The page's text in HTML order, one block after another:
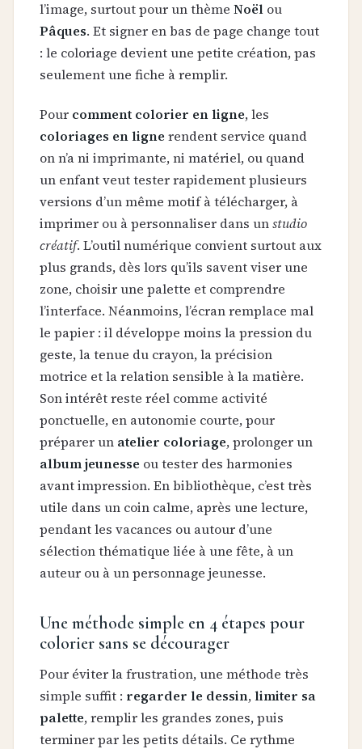
l’image, surtout pour un thème Noël ou
Pâques. Et signer en bas de page change tout
: le coloriage devient une petite création, pas
seulement une fiche à remplir.
Pour comment colorier en ligne, les
coloriages en ligne rendent service quand
on n’a ni imprimante, ni matériel, ou quand
un enfant veut tester rapidement plusieurs
versions d’un même motif à télécharger, à
imprimer ou à personnaliser dans unstudio
créatif. L’outil numérique convient surtout aux
plus grands, dès lors qu’ils savent viser une
zone, choisir une palette et comprendre
l’interface. Néanmoins, l’écran remplace mal
le papier : il développe moins la pression du
geste, la tenue du crayon, la précision
motrice et la relation sensible à la matière.
Son intérêt reste réel comme activité
ponctuelle, en autonomie courte, pour
préparer un atelier coloriage, prolonger un
album jeunesse ou tester des harmonies
avant impression. En bibliothèque, c’est très
utile dans un coin calme, après une lecture,
pendant les vacances ou autour d’une
sélection thématique liée à une fête, à un
auteur ou à un personnage jeunesse.
Une méthode simple en 4 étapes pour
colorier sans se décourager
Pour éviter la frustration, une méthode très
simple suffit : regarder le dessin,limiter sa
palette, remplir les grandes zones, puis
terminer par les petits détails. Ce rythme